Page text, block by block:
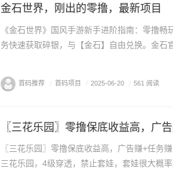
金石世界，刚出的零撸，最新项目
《金石世界》国风手游新手进阶指南：零撸
务快速获取碎银，与【金石】自由兑换。金石
首码推荐 / 首码项目 / 2025-06-20 / 561 阅读
〖三花乐园〗零撸保底收益高，广告赚+任务
三花乐园，4级穿透，禁止套娃，套娃很大概率